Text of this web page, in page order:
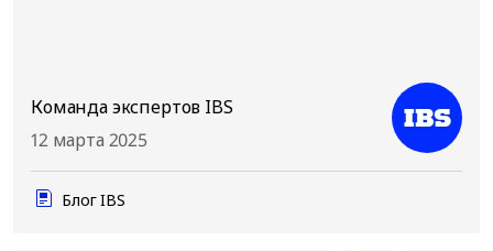
Команда экспертов IBS
12 марта 2025
Блог IBS